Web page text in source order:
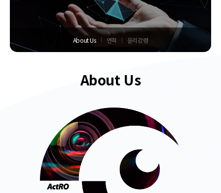
About Us 연혁 윤리강령
About Us